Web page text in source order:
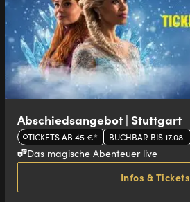
Abschiedsangebot | Stuttgart
TICKETS AB 45 €* BUCHBAR BIS 17.08.
Das magische Abenteuer live
Infos & Tickets